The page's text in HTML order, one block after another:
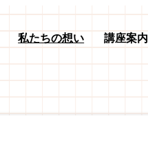
私たちの想い 講座案内